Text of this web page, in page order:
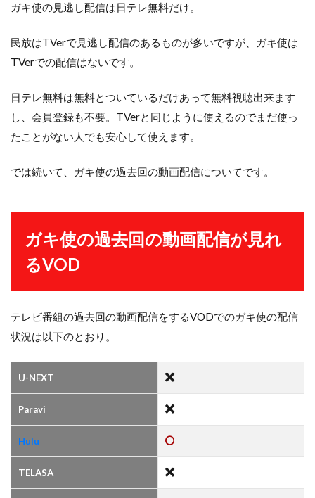
ガキ使の見逃し配信は日テレ無料だけ。
民放はTVerで見逃し配信のあるものが多いですが、ガキ使は
TVerでの配信はないです。
日テレ無料は無料とついているだけあって無料視聴出来ます
し、会員登録も不要。TVerと同じように使えるのでまだ使っ
たことがない人でも安心して使えます。
では続いて、ガキ使の過去回の動画配信についてです。
ガキ使の過去回の動画配信が見れ
るVOD
テレビ番組の過去回の動画配信をするVODでのガキ使の配信
状況は以下のとおり。
U-NEXT
Paravi
Hulu
TELASA